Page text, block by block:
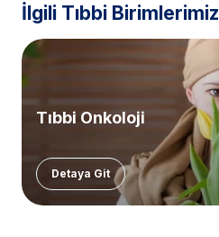
İlgili Tıbbi Birimlerimiz
Tıbbi Onkoloji
Detaya Git